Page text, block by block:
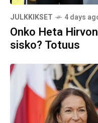
JULKKIKSET 4 days
Onko Heta
sisko? Totuus